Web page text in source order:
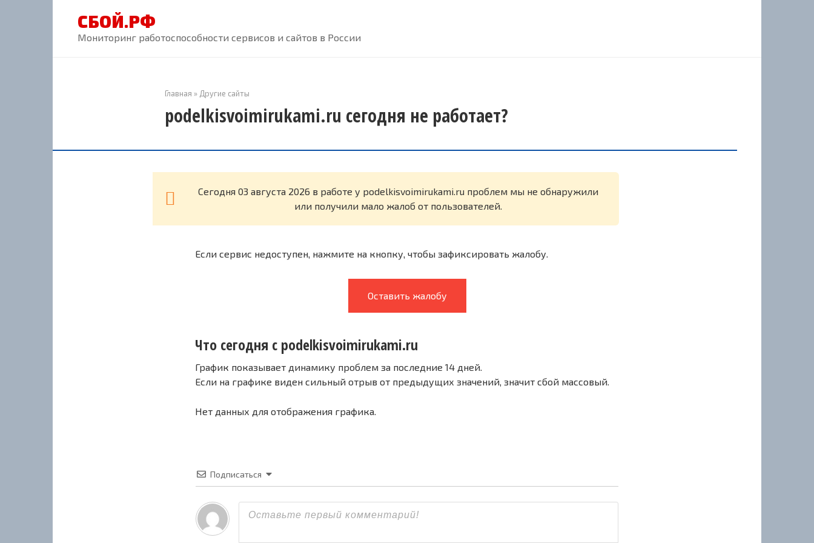
СБОЙ.РФ
Мониторинг работоспособности сервисов и сайтов в России
Главная » Другие сайты
podelkisvoimirukami.ru сегодня не работает?
Cегодня 03 августа 2026 в работе у podelkisvoimirukami.ru проблем мы не обнаружили
или получили мало жалоб от пользователей.
Если сервис недоступен, нажмите на кнопку, чтобы зафиксировать жалобу.
Оставить жалобу
Что сегодня с podelkisvoimirukami.ru
График показывает динамику проблем за последние 14 дней.
Если на графике виден сильный отрыв от предыдущих значений, значит сбой массовый.
Нет данных для отображения графика.
Подписаться